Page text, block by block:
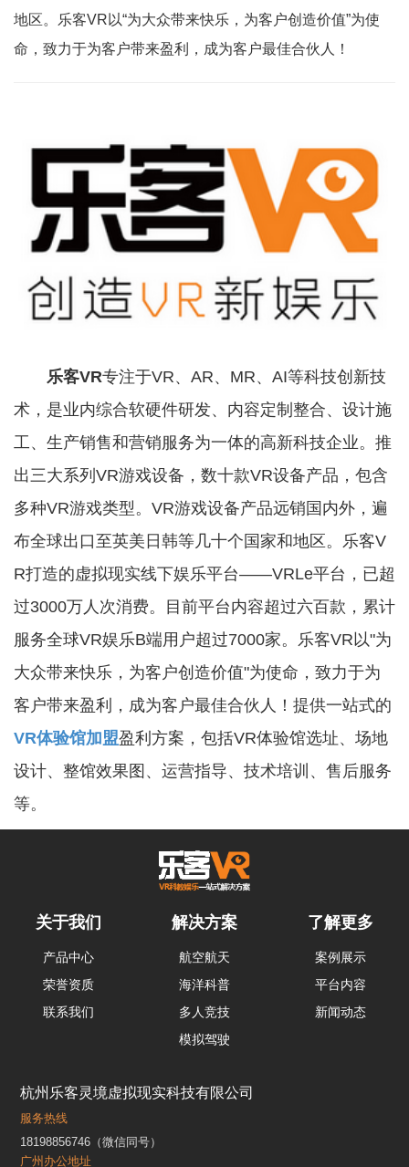
地区。乐客VR以“为大众带来快乐，为客户创造价值”为使
命，致力于为客户带来盈利，成为客户最佳合伙人！
乐客VR专注于VR、AR、MR、AI等科技创新技
术，是业内综合软硬件研发、内容定制整合、设计施
工、生产销售和营销服务为一体的高新科技企业。推
出三大系列VR游戏设备，数十款VR设备产品，包含
多种VR游戏类型。VR游戏设备产品远销国内外，遍
布全球出口至英美日韩等几十个国家和地区。乐客V
R打造的虚拟现实线下娱乐平台——VRLe平台，已超
过3000万人次消费。目前平台内容超过六百款，累计
服务全球VR娱乐B端用户超过7000家。乐客VR以"为
大众带来快乐，为客户创造价值"为使命，致力于为
客户带来盈利，成为客户最佳合伙人！提供一站式的
VR体验馆加盟盈利方案，包括VR体验馆选址、场地
设计、整馆效果图、运营指导、技术培训、售后服务
等。
关于我们
产品中心
荣誉资质
联系我们
解决方案
航空航天
海洋科普
多人竞技
模拟驾驶
了解更多
案例展示
平台内容
新闻动态
杭州乐客灵境虚拟现实科技有限公司
服务热线
18198856746（微信同号）
广州办公地址